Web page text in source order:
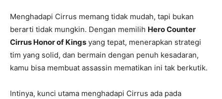
Menghadapi Cirrus memang tidak mudah, tapi bukan
berarti tidak mungkin. Dengan memilih Hero Counter
Cirrus Honor of Kings yang tepat, menerapkan strategi
tim yang solid, dan bermain dengan penuh kesadaran,
kamu bisa membuat assassin mematikan ini tak berkutik.
Intinya, kunci utama menghadapi Cirrus ada pada